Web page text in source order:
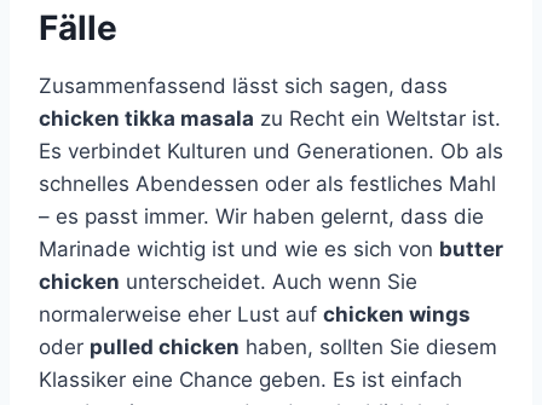
Fälle
Zusammenfassend lässt sich sagen, dass
chicken tikka masala zu Recht ein Weltstar ist.
Es verbindet Kulturen und Generationen. Ob als
schnelles Abendessen oder als festliches Mahl
– es passt immer. Wir haben gelernt, dass die
Marinade wichtig ist und wie es sich von butter
chicken unterscheidet. Auch wenn Sie
normalerweise eher Lust auf chicken wings
oder pulled chicken haben, sollten Sie diesem
Klassiker eine Chance geben. Es ist einfach